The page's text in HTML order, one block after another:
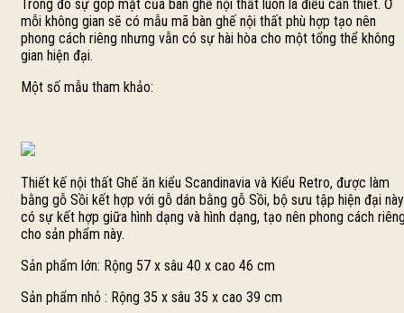
Trong đó sự góp mặt của bàn ghế nội thất luôn là điều cần thiết. Ở
mỗi không gian sẽ có mẫu mã bàn ghế nội thất phù hợp tạo nên
phong cách riêng nhưng vẫn có sự hài hòa cho một tổng thể không
gian hiện đại.
Một số mẫu tham khảo:
Thiết kế nội thất Ghế ăn kiểu Scandinavia và Kiểu Retro, được làm
bằng gỗ Sồi kết hợp với gỗ dán bằng gỗ Sồi, bộ sưu tập hiện đại này
có sự kết hợp giữa hình dạng và hình dạng, tạo nên phong cách
cho sản phẩm này.
Sản phẩm lớn: Rộng 57 x sâu 40 x cao 46 cm
Sản phẩm nhỏ : Rộng 35 x sâu 35 x cao 39 cm